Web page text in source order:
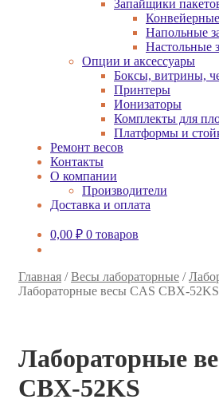
Запайщики
Напольные
Настольные
Опции и аксессуары
Боксы, витрины,
Принтеры
Ионизаторы
Комплекты для
Платформы и
Ремонт весов
Контакты
О компании
Производители
Доставка и оплата
0,00 ₽ 0 товаров
Главная /Весы лабораторные /
Лабораторные весы CAS CBX-52KS
Лабораторные
CBX-52KS